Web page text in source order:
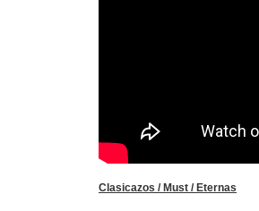
Clasicazos / Must / Eternas